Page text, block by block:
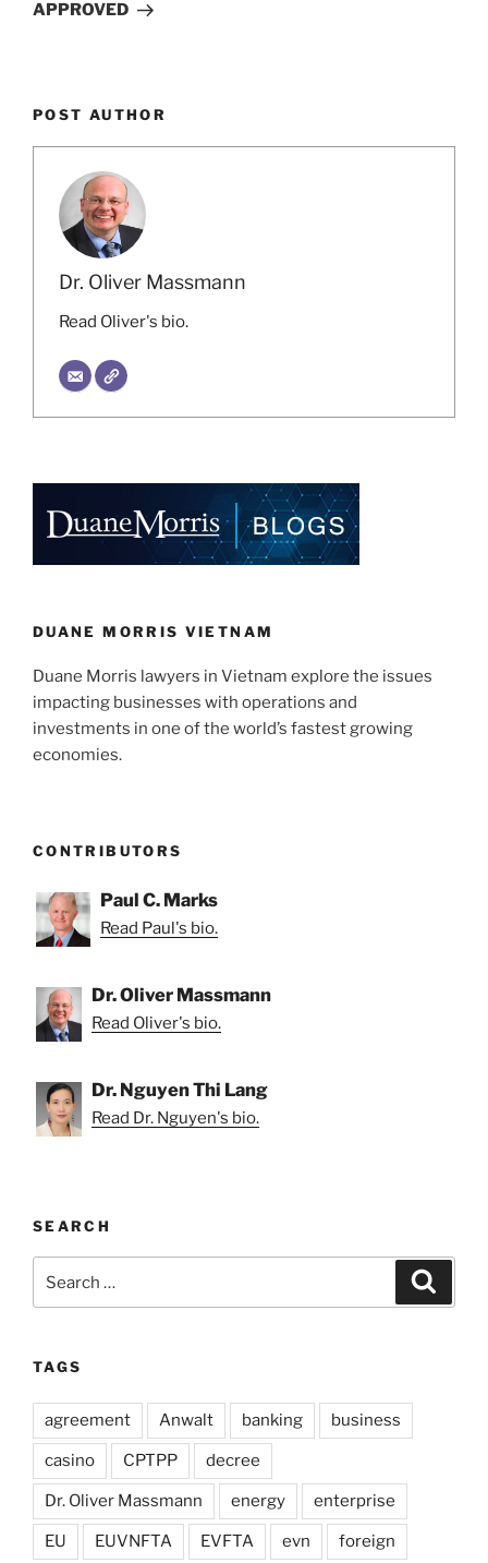
APPROVED
POST AUTHOR
Dr. Oliver Massmann
Read Oliver's bio.
DUANE MORRIS VIETNAM
Duane Morris lawyers in Vietnam explore the issues
impacting businesses with operations and
investments in one of the world’s fastest growing
economies.
CONTRIBUTORS
Paul C. Marks
Read Paul's bio.
Dr. Oliver Massmann
Read Oliver's bio.
Dr. Nguyen Thi Lang
Read Dr. Nguyen's bio.
SEARCH
for:
TAGS
agreement Anwalt banking business
casino CPTPP decree
Dr. Oliver Massmann energy enterprise
EU EUVNFTA EVFTA evn foreign